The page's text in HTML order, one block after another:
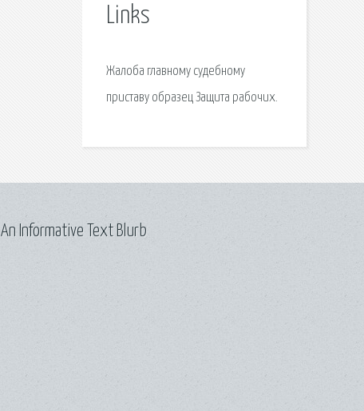
Links
Жалоба главному судебному
приставу образец Защита рабочих.
An Informative Text Blurb